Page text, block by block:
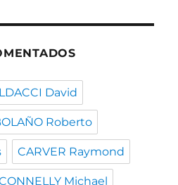
David
Roberto
CARVER Raymond
Michael